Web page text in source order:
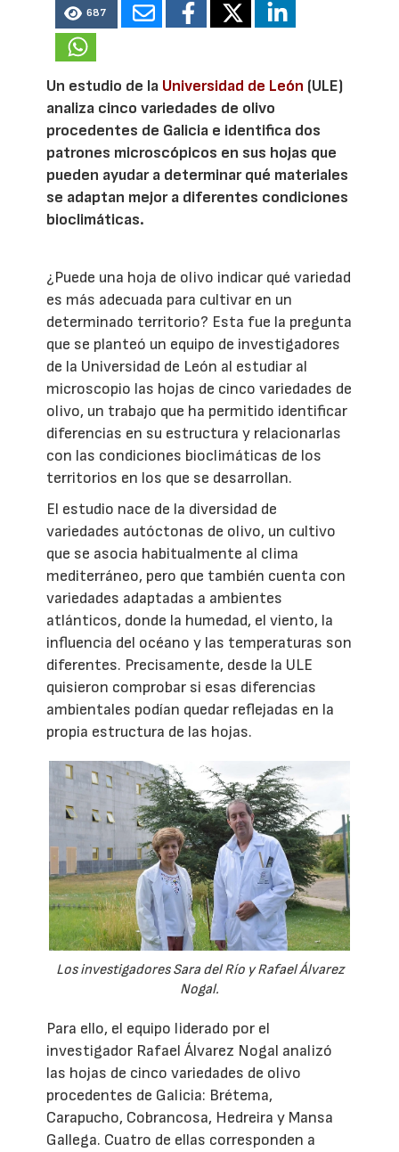
687
Un estudio de la Universidad de León (ULE)
analiza cinco variedades de olivo
procedentes de Galicia e identifica dos
patrones microscópicos en sus hojas que
pueden ayudar a determinar qué materiales
se adaptan mejor a diferentes condiciones
bioclimáticas.
¿Puede una hoja de olivo indicar qué variedad
es más adecuada para cultivar en un
determinado territorio? Esta fue la pregunta
que se planteó un equipo de investigadores
de la Universidad de León al estudiar al
microscopio las hojas de cinco variedades de
olivo, un trabajo que ha permitido identificar
diferencias en su estructura y relacionarlas
con las condiciones bioclimáticas de los
territorios en los que se desarrollan.
El estudio nace de la diversidad de
variedades autóctonas de olivo, un cultivo
que se asocia habitualmente al clima
mediterráneo, pero que también cuenta con
variedades adaptadas a ambientes
atlánticos, donde la humedad, el viento, la
influencia del océano y las temperaturas son
diferentes. Precisamente, desde la ULE
quisieron comprobar si esas diferencias
ambientales podían quedar reflejadas en la
propia estructura de las hojas.
Los investigadores Sara del Río y Rafael Álvarez
Nogal.
Para ello, el equipo liderado por el
investigador Rafael Álvarez Nogal analizó
las hojas de cinco variedades de olivo
procedentes de Galicia: Brétema,
Carapucho, Cobrancosa, Hedreira y Mansa
Gallega. Cuatro de ellas corresponden a